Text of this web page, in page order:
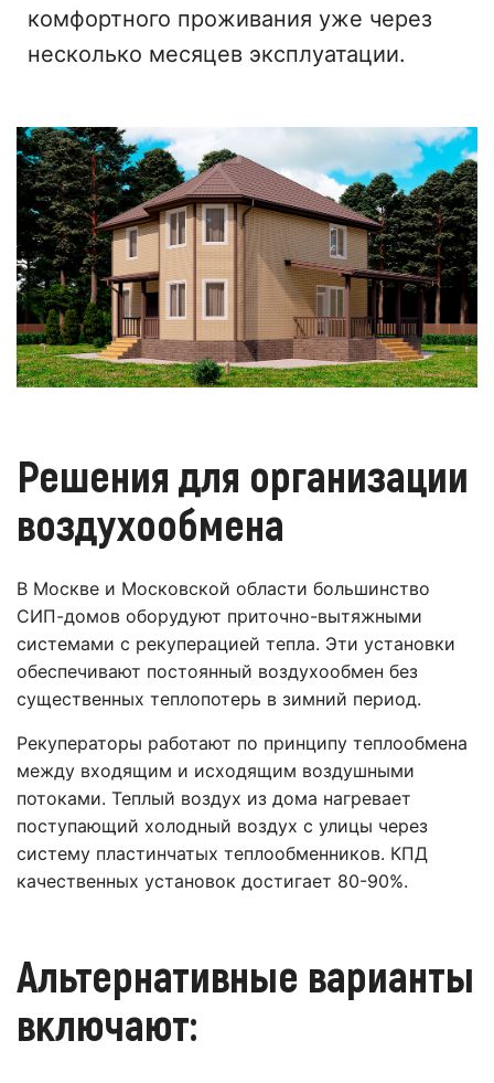
комфортного проживания уже через
несколько месяцев эксплуатации.
Решения для организации
воздухообмена
В Москве и Московской области большинство
СИП-домов оборудуют приточно-вытяжными
системами с рекуперацией тепла. Эти установки
обеспечивают постоянный воздухообмен без
существенных теплопотерь в зимний период.
Рекуператоры работают по принципу теплообмена
между входящим и исходящим воздушными
потоками. Теплый воздух из дома нагревает
поступающий холодный воздух с улицы через
систему пластинчатых теплообменников. КПД
качественных установок достигает 80-90%.
Альтернативные варианты
включают: